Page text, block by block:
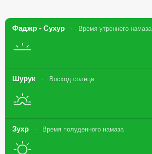
Фаджр - Сухур Время утреннего намаза
Шурук Восход солнца
Зухр Время полуденного намаза